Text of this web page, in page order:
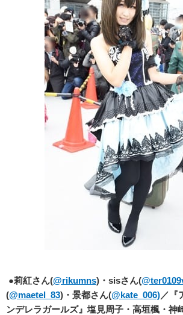
●莉紅さん(@rikumns)・sisさん(
(@maetel_83)・景都さん(@kate_006)／『
ンデレラガールズ』塩見周子・高垣楓・神